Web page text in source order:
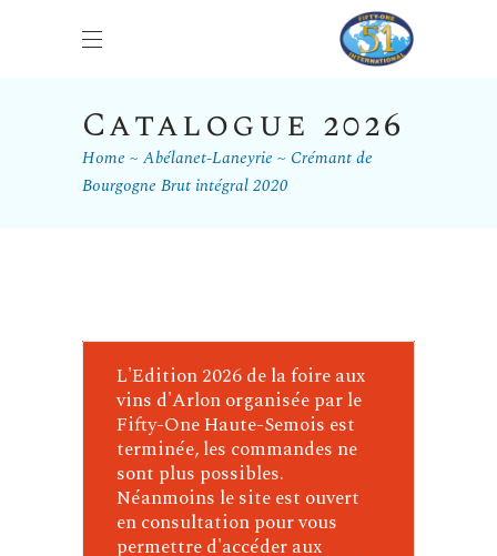
Catalogue 2026
Home Abélanet-Laneyrie
Crémant de
Bourgogne Brut intégral 2020
L'Edition 2026 de la foire aux
vins d'Arlon organisée par le
Fifty-One Haute-Semois est
terminée, les commandes ne
sont plus possibles.
Néanmoins le site est ouvert
en consultation pour vous
permettre d'accéder aux